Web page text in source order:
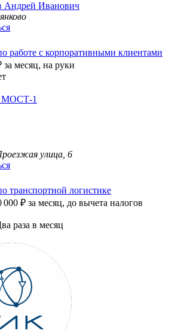
Андрей Иванович
работе с корпоративными клиентами
за месяц, на руки
1
улица, 6
транспортной логистике
000 ₽ за месяц, до вычета налогов
раза в месяц